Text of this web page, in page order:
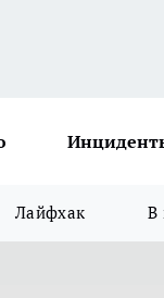
Лайфхак В